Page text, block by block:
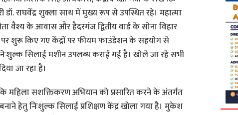
राघवेंद्र शुक्ला साथ में मुख्य रूप से उपस्थित रहे। महात्मा
वैश्य के आवास और हैदरगंज द्वितीय वार्ड के सोना विहार
शुरू किए गए केंद्रों पर फीयम फाउंडेशन के सहयोग से
सिलाई मशीन उपलब्ध कराई गई है। खोले जा रहे सभी
जा रहा है।
कि महिला सशक्तिकरण अभियान को प्रसारित करने के अंतर्गत
हेतु निःशुल्क सिलाई प्रशिक्षण केंद्र खोला गया है। मुकेश